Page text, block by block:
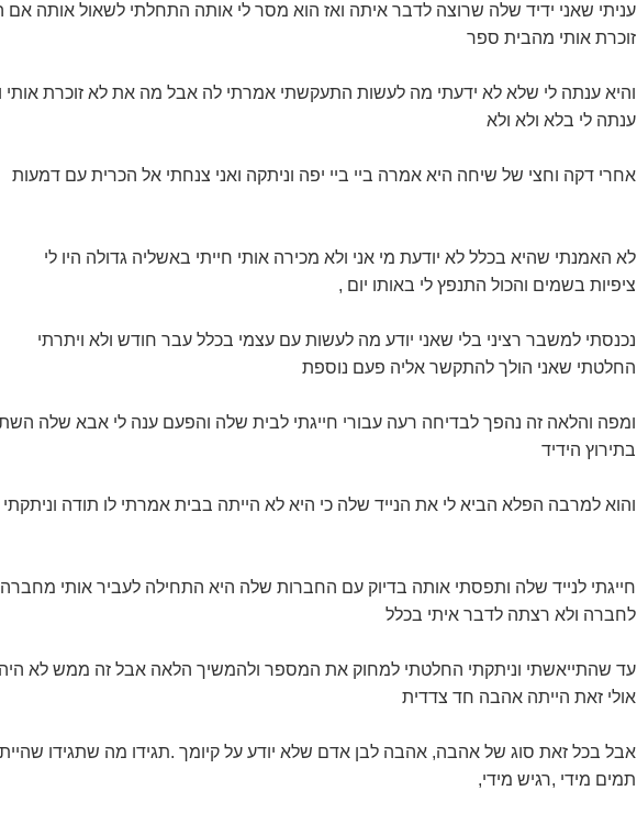
עניתי שאני ידיד שלה שרוצה לדבר איתה ואז הוא מסר לי אותה התחלתי לשאול אותה אם
זוכרת אותי מהבית ספר
והיא ענתה לי שלא לא ידעתי מה לעשות התעקשתי אמרתי לה אבל מה את לא זוכרת אותי
ענתה לי בלא ולא ולא
אחרי דקה וחצי של שיחה היא אמרה ביי ביי יפה וניתקה ואני צנחתי אל הכרית עם דמעות
לא האמנתי שהיא בכלל לא יודעת מי אני ולא מכירה אותי חייתי באשליה גדולה היו לי
ציפיות בשמים והכול התנפץ לי באותו יום ,
נכנסתי למשבר רציני בלי שאני יודע מה לעשות עם עצמי בכלל עבר חודש ולא ויתרתי
החלטתי שאני הולך להתקשר אליה פעם נוספת
ומפה והלאה זה נהפך לבדיחה רעה עבורי חייגתי לבית שלה והפעם ענה לי אבא שלה
בתירוץ הידיד
והוא למרבה הפלא הביא לי את הנייד שלה כי היא לא הייתה בבית אמרתי לו תודה וניתקתי
חייגתי לנייד שלה ותפסתי אותה בדיוק עם החברות שלה היא התחילה לעביר אותי מחברה
לחברה ולא רצתה לדבר איתי בכלל
עד שהתייאשתי וניתקתי החלטתי למחוק את המספר ולהמשיך הלאה אבל זה ממש לא היה
אולי זאת הייתה אהבה חד צדדית
אבל בכל זאת סוג של אהבה, אהבה לבן אדם שלא יודע על קיומך .תגידו מה שתגידו
תמים מידי ,רגיש מידי,